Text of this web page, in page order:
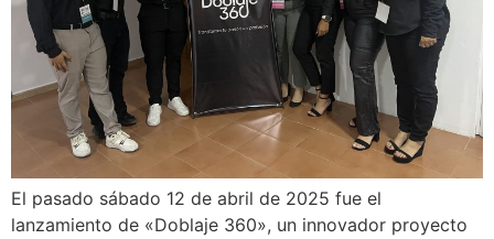
El pasado sábado 12 de abril de 2025 fue el
lanzamiento de «Doblaje 360», un innovador proyecto